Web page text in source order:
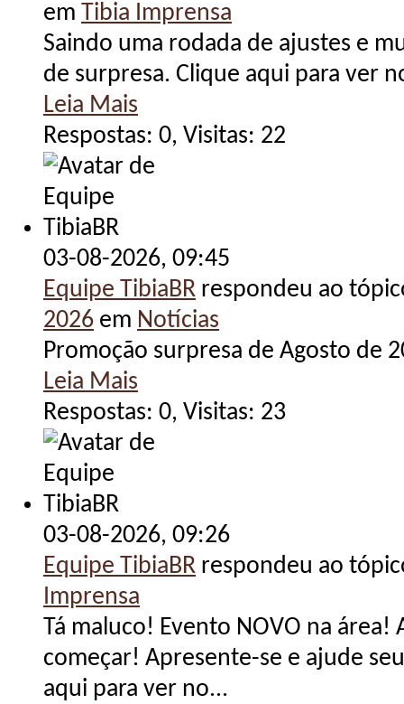
em Tibia Imprensa
Saindo uma rodada de ajustes e
de surpresa. Clique aqui para ver
Leia Mais
Respostas: 0, Visitas: 22
03-08-2026, 09:45
Equipe TibiaBR respondeu ao
2026 em Notícias
Promoção surpresa de Agosto de
Leia Mais
Respostas: 0, Visitas: 23
03-08-2026, 09:26
Equipe TibiaBR respondeu ao
Imprensa
Tá maluco! Evento NOVO na área!
começar! Apresente-se e ajude
aqui para ver no...